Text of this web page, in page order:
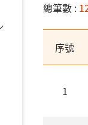
總筆數 :
序號
1